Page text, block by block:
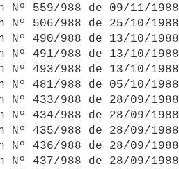
Nº 559/988 de 09/11/
Nº 506/988 de 25/10/
Nº 490/988 de 13/10/
Nº 491/988 de 13/10/
Nº 493/988 de 13/10/
Nº 481/988 de 05/10/
Nº 433/988 de 28/09/
Nº 434/988 de 28/09/
Nº 435/988 de 28/09/
Nº 436/988 de 28/09/
Nº 437/988 de 28/09/